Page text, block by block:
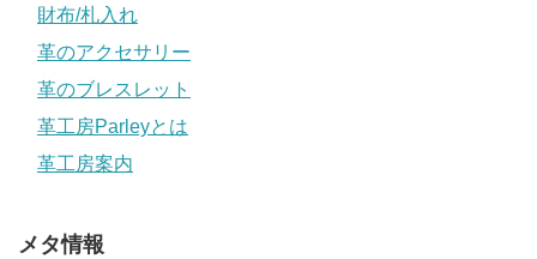
財布/札入れ
革のアクセサリー
革のブレスレット
革工房Parleyとは
革工房案内
メタ情報